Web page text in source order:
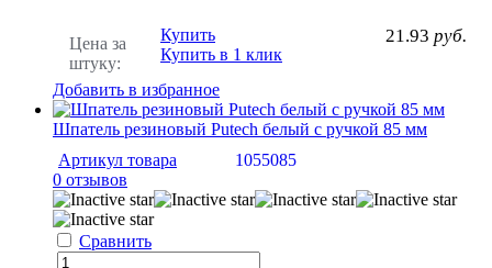
Цена за
штуку:
21.93 руб.
Купить
Купить в 1 клик
Добавить в избранное
Шпатель резиновый Putech белый с ручкой 85 мм
Артикул товара
1055085
0 отзывов
Сравнить